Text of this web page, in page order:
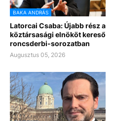
BAKA ANDRÁS
Latorcai Csaba: Újabb rész a
köztársasági elnököt kereső
roncsderbi-sorozatban
Augusztus 05, 2026